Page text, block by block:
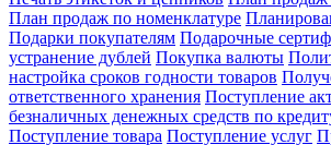
План продаж по номенклатуре
Подарки покупателям Подарочные
устранение дублей Покупка валюты
настройка сроков годности товаров
ответственного хранения Поступление
безналичных денежных средств по
Поступление товара Поступление услуг